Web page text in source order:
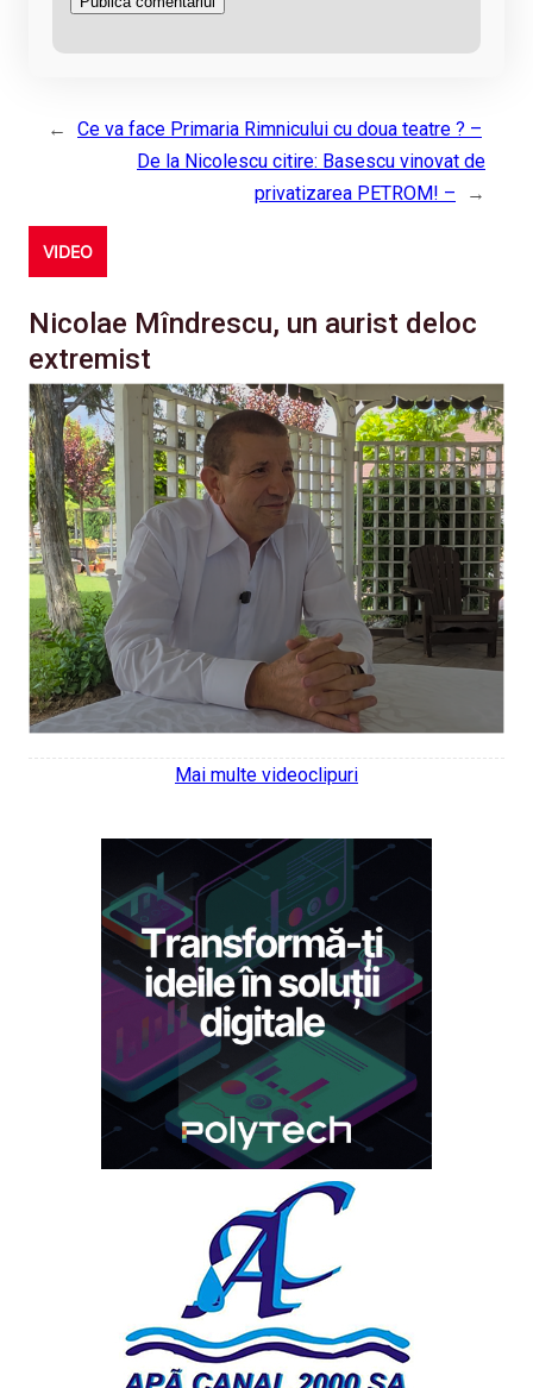
←
Ce va face Primaria Rimnicului cu doua teatre ? –
De la Nicolescu citire: Basescu vinovat de
privatizarea PETROM! –
→
VIDEO
Nicolae Mîndrescu, un aurist deloc
extremist
Mai multe videoclipuri